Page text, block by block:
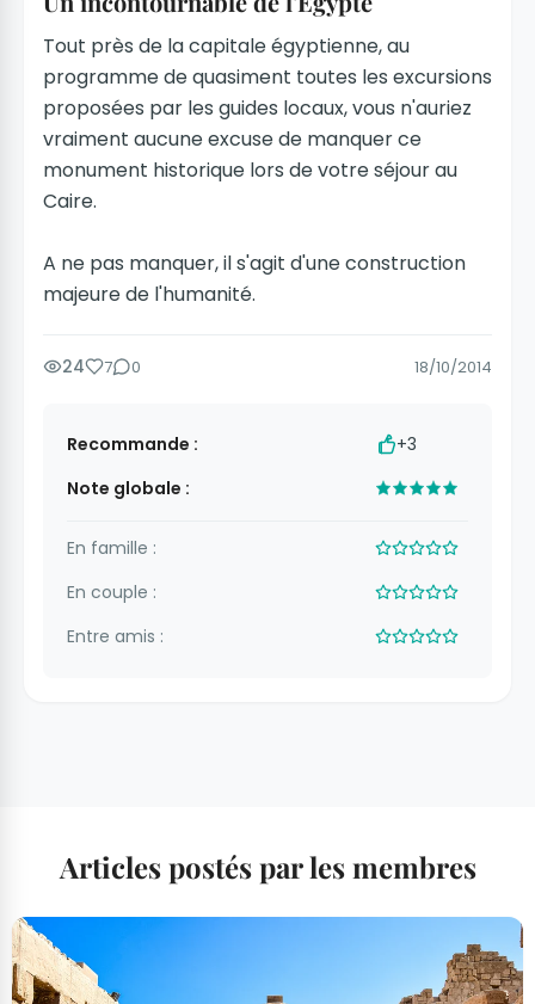
Tout près de la capitale égyptienne, au
programme de quasiment toutes les excursions
proposées par les guides locaux, vous n'auriez
vraiment aucune excuse de manquer ce
monument historique lors de votre séjour au
Caire.
A ne pas manquer, il s'agit d'une construction
majeure de l'humanité.
24 7 0 18/10/2014
Recommande :
+3
Note globale :
En famille :
En couple :
Entre amis :
Articles postés par les membres